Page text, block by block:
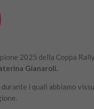
2025 della Coppa
Gianaroli.
i quali abbiamo